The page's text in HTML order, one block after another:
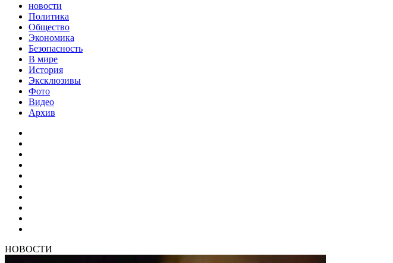
новости
Политика
Общество
Экономика
Безопасность
В мире
История
Эксклюзивы
Фото
Видео
Архив
НОВОСТИ